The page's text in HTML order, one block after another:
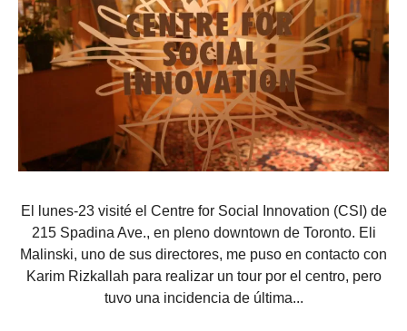
El lunes-23 visité el Centre for Social Innovation (CSI) de
215 Spadina Ave., en pleno downtown de Toronto. Eli
Malinski, uno de sus directores, me puso en contacto con
Karim Rizkallah para realizar un tour por el centro, pero
tuvo una incidencia de última...